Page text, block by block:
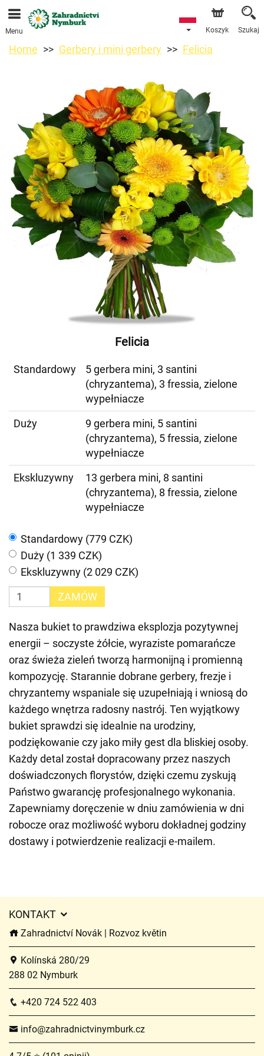
Przyjmujemy zamówienia za pośrednictwem naszego
sklepu internetowego. Najbliższy możliwy termin dostawy
to 11.08.2026 z powodu urlopu.
Menu Koszyk Szukaj
Home Gerbery i mini gerbery Felicia
Felicia
Standardowy
5 gerbera mini, 3 santini
(chryzantema), 3 fressia, zielone
wypełniacze
Duży
9 gerbera mini, 5 santini
(chryzantema), 5 fressia, zielone
wypełniacze
Ekskluzywny
13 gerbera mini, 8 santini
(chryzantema), 8 fressia, zielone
wypełniacze
Standardowy (779 CZK)
Duży (1 339 CZK)
Ekskluzywny (2 029 CZK)
ZAMÓW
Nasza bukiet to prawdziwa eksplozja pozytywnej
energii – soczyste żółcie, wyraziste pomarańcze
oraz świeża zieleń tworzą harmonijną i promienną
kompozycję. Starannie dobrane gerbery, frezje i
chryzantemy wspaniale się uzupełniają i wniosą do
każdego wnętrza radosny nastrój. Ten wyjątkowy
bukiet sprawdzi się idealnie na urodziny,
podziękowanie czy jako miły gest dla bliskiej osoby.
Każdy detal został dopracowany przez naszych
doświadczonych florystów, dzięki czemu zyskują
Państwo gwarancję profesjonalnego wykonania.
Zapewniamy doręczenie w dniu zamówienia w dni
robocze oraz możliwość wyboru dokładnej godziny
dostawy i potwierdzenie realizacji e-mailem.
KONTAKT
Zahradnictví Novák | Rozvoz květin
Kolínská 280/29
288 02 Nymburk
+420 724 522 403
info@zahradnictvinymburk.cz